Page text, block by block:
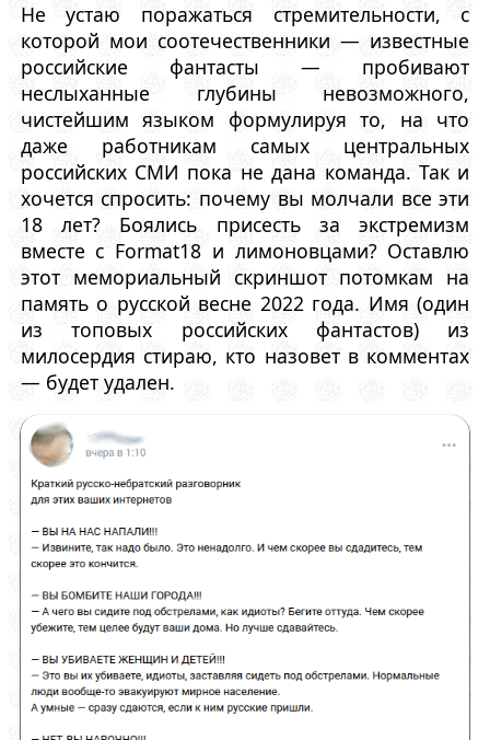
Не устаю поражаться стремительности, с
которой мои соотечественники — известные
российские фантасты — пробивают
неслыханные глубины невозможного,
чистейшим языком формулируя то, на что
даже работникам самых центральных
российских СМИ пока не дана команда. Так и
хочется спросить: почему вы молчали все эти
18 лет? Боялись присесть за экстремизм
вместе с Format18 и лимоновцами? Оставлю
этот мемориальный скриншот потомкам на
память о русской весне 2022 года. Имя (один
из топовых российских фантастов) из
милосердия стираю, кто назовет в комментах
— будет удален.